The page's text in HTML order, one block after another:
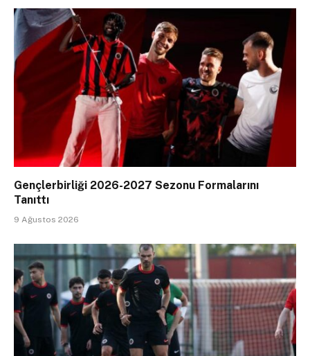
Gençlerbirliği 2026-2027 Sezonu Formalarını
Tanıttı
9 Ağustos 2026